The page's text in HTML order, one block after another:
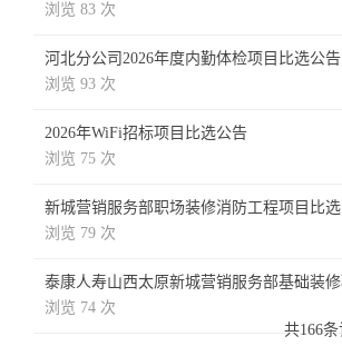
浏览 83 次
河北分公司2026年度内勤体检项目比选公告
浏览 93 次
2026年WiFi招标项目比选公告
浏览 75 次
新城营销服务部职场装修消防工程项目比
浏览 79 次
泰康人寿山西太原新城营销服务部基础装
浏览 74 次
共166